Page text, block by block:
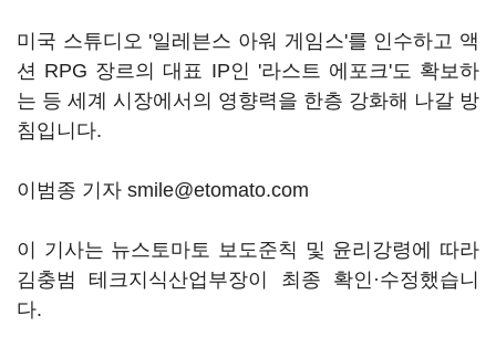
미국 스튜디오 '일레븐스 아워 게임스'를 인수하고 액
션 RPG 장르의 대표 IP인 '라스트 에포크'도 확보하
는 등 세계 시장에서의 영향력을 한층 강화해 나갈 방
침입니다.
이범종 기자 smile@etomato.com
이 기사는 뉴스토마토 보도준칙 및 윤리강령에 따라
김충범 테크지식산업부장이 최종 확인·수정했습니
다.